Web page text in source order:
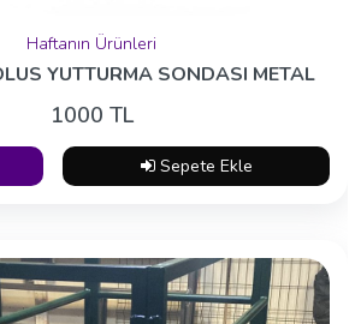
Haftanın Ürünleri
YUTTURMA SONDASI METAL
1000 TL
Sepete Ekle